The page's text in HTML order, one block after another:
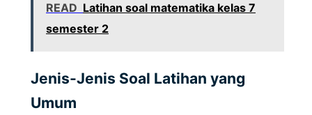
READ Latihan soal matematika kelas 7
semester 2
Jenis-Jenis Soal Latihan yang
Umum